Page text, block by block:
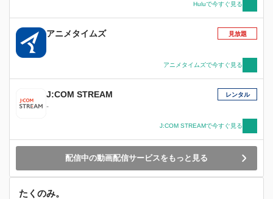
Huluで今すぐ見る
アニメタイムズ 見放題
アニメタイムズで今すぐ見る
J:COM STREAM
-
レンタル
J:COM STREAMで今すぐ見る
配信中の動画配信サービスをもっと見る
たくのみ。